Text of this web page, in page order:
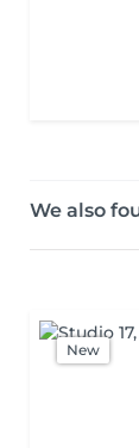
We also
New